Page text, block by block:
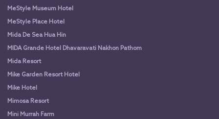
MeStyle Museum Hotel
MeStyle Place Hotel
Mida De Sea Hua Hin
MIDA Grande Hotel Dhavaravati Nakhon Pathom
Mida Resort
Mike Garden Resort Hotel
Mike Hotel
Mimosa Resort
Mini Murrah Farm